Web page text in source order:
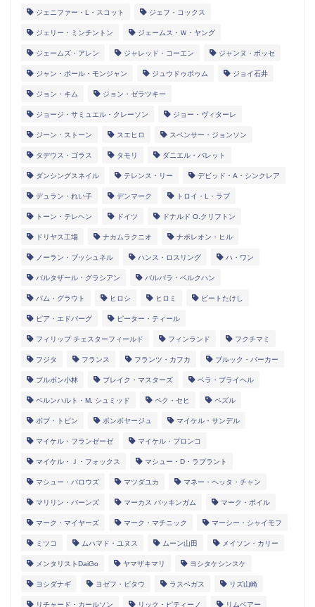
ジェニファー・L・スコット ジェフ・コックス
ジェリー・ミンチントン ジェームス・Ｗ・ヤング
ジェームズ・アレン ジャレッド・コーエン ジャンヌ・ボッセ
ジャン・ポール・モンジャン ジュウドゥポゥム ジョイ石井
ジョン・キム ジョン・ゼラツキー
ジョージ・サミュエル・クレーソン ジョー・ヴィターレ
ジーン・ストーン スエヒロ スペンサー・ジョンソン
タデウス・ゴラス タモリ ダニエル・バレット
ダンシングスネイル テレンス・リー デビッド・A・シンクレア
デュラン・れい子 デンマーク トロイ・L・ラブ
トーン・テレヘン ドイツ ドナルド O.クリフトン
ドリヤス工場 ナカムラクニオ ナポレオン・ヒル
ノーラン・ブッシュネル ハンス・ロスリング ハ・ワン
バルタザール・グラシアン バルバラ・ベルクハン
パム・グラウト ヒロシ ヒロミ ビートたけし
ピア・エドバーグ ピーター・ティール
フィリップ チェスターフィールド フィンランド フクチマミ
フジタ フランス フランツ・カフカ ブルック・バーカー
ブルボン小林 ブレイク・マスターズ ベラ・ブライヘル
ベルンハルト・M. シュミッド ペク・セヒ ペズル
ボブ・トビン ボンボヤージュ マイケル・サンデル
マイケル・フランゼーゼ マイケル・プロンコ
マイケル・Ｊ・フォックス マシュー・D・ラプラント
マシュー・バロウズ マツダユカ マネー・ヘッタ・チャン
マリリン・バーンズ マーカス バッキンガム マーク・ボイル
マーク・マイヤーズ マーク・マチニック マーシー・シャイモフ
ミツコ ムハマド・ユヌス ムーン山田 メイソン・カリー
メンタリストDaiGo ヤマザキマリ ヨシタケシンスケ
ヨシダナギ ヨゼフ・ピタウ ラスベガス リズ山崎
リチャード・カールソン リック・ピティーノ リムベアー